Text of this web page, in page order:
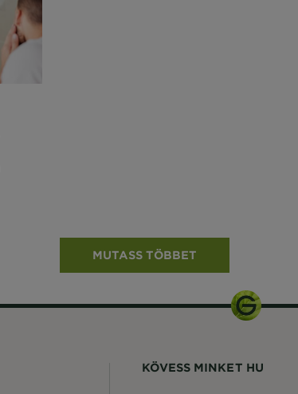
MUTASS TÖBBET
KÖVESS MINKET HU